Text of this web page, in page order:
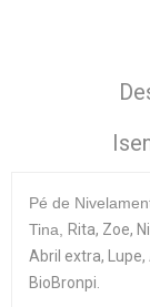
Pé de
Tina
Rita, Zoe,
Abril extra, Lupe,
BioBronpi.